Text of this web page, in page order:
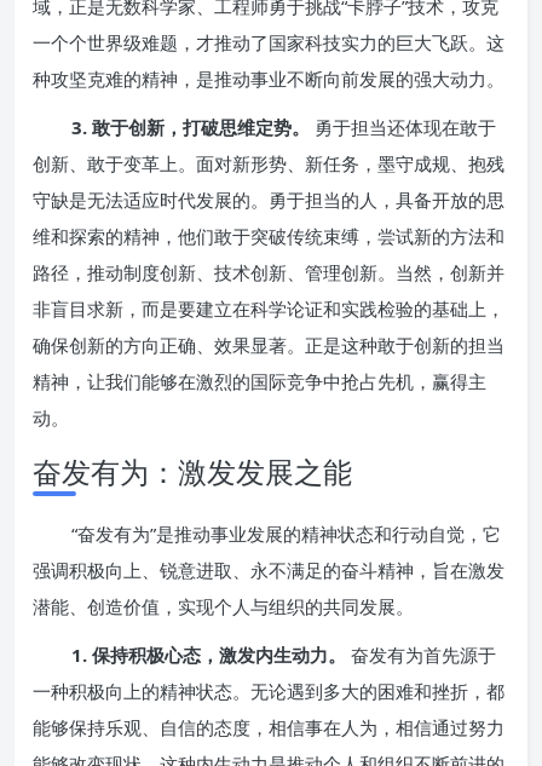
域，正是无数科学家、工程师勇于挑战“卡脖子”技术，攻克
一个个世界级难题，才推动了国家科技实力的巨大飞跃。这
种攻坚克难的精神，是推动事业不断向前发展的强大动力。
3. 敢于创新，打破思维定势。
勇于担当还体现在敢于
创新、敢于变革上。面对新形势、新任务，墨守成规、抱残
守缺是无法适应时代发展的。勇于担当的人，具备开放的思
维和探索的精神，他们敢于突破传统束缚，尝试新的方法和
路径，推动制度创新、技术创新、管理创新。当然，创新并
非盲目求新，而是要建立在科学论证和实践检验的基础上，
确保创新的方向正确、效果显著。正是这种敢于创新的担当
精神，让我们能够在激烈的国际竞争中抢占先机，赢得主
动。
奋发有为：激发发展之能
“奋发有为”是推动事业发展的精神状态和行动自觉，它
强调积极向上、锐意进取、永不满足的奋斗精神，旨在激发
潜能、创造价值，实现个人与组织的共同发展。
1. 保持积极心态，激发内生动力。
奋发有为首先源于
一种积极向上的精神状态。无论遇到多大的困难和挫折，都
能够保持乐观、自信的态度，相信事在人为，相信通过努力